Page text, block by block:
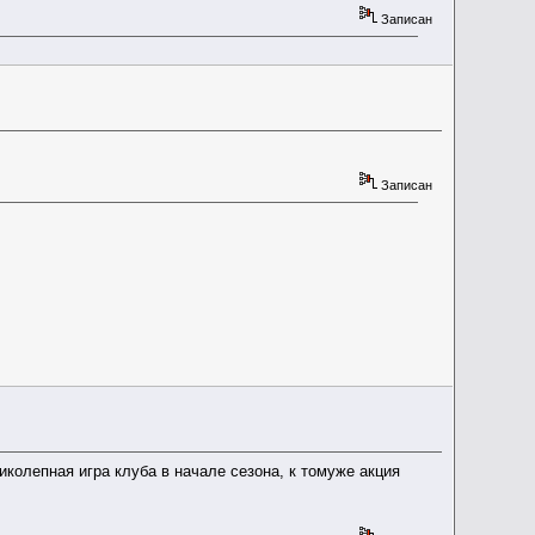
Записан
Записан
игра клуба в начале сезона, к томуже акция